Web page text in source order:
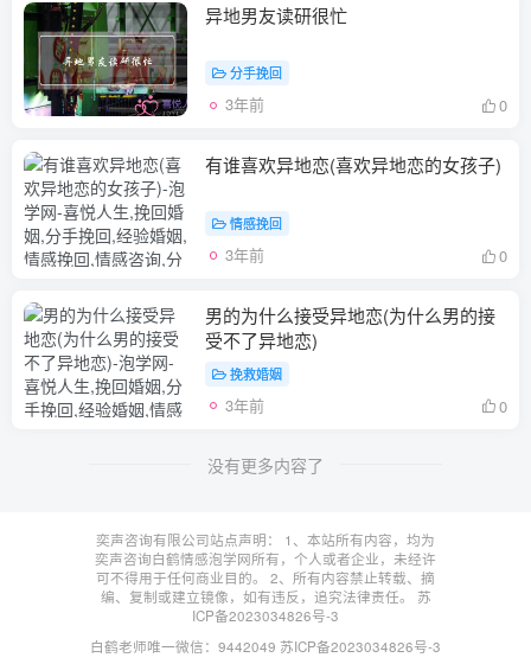
异地男友读研很忙
分手挽回
3年前 0
有谁喜欢异地恋(喜欢异地恋的女孩子)
情感挽回
3年前 0
男的为什么接受异地恋(为什么男的接
受不了异地恋)
挽救婚姻
3年前 0
没有更多内容了
奕声咨询有限公司站点声明： 1、本站所有内容，均为
奕声咨询白鹤情感泡学网所有，个人或者企业，未经许
可不得用于任何商业目的。 2、所有内容禁止转载、摘
编、复制或建立镜像，如有违反，追究法律责任。 苏
ICP备2023034826号-3
白鹤老师唯一微信：9442049 苏ICP备2023034826号-3